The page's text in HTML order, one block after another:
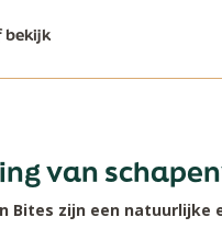
bekijk
van
Bites zijn een